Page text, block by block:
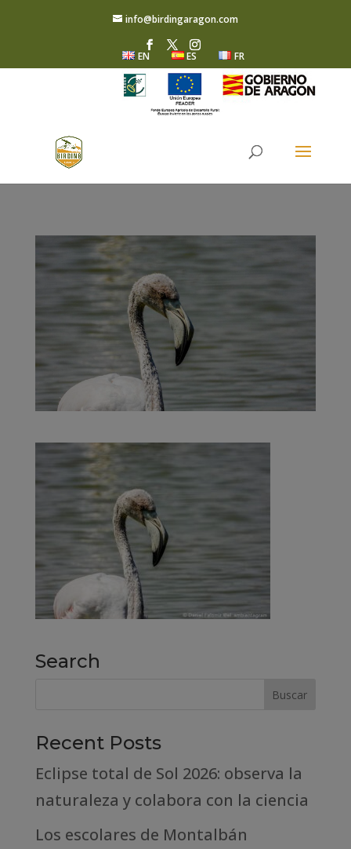
info@birdingaragon.com
EN ES FR
Search
Recent Posts
Eclipse total de Sol 2026: observa la
naturaleza y colabora con la ciencia
Los escolares de Montalbán